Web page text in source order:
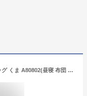
Nouer des liens ベビースリーピングバッグ くま A80802(昼寝 布団 赤ちゃん ベビー 出産祝い 男の子 女の子 お昼寝マット お昼寝布団 ベビー お昼寝 シュラフ ベビーマット 布団 マット 洗える クマ 寝袋 ふとん おしゃれ かわいい ギフト ヌエール ディ リアン)